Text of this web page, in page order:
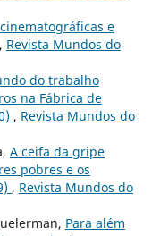
e
, Revista Mundos do
do trabalho
na Fábrica de
, Revista Mundos do
A ceifa da gripe
pobres e os
, Revista Mundos do
Para além